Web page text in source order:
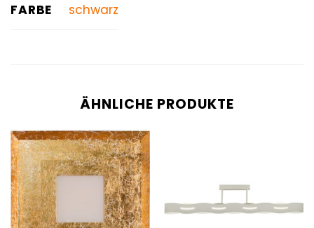
FARBE schwarz
ÄHNLICHE PRODUKTE